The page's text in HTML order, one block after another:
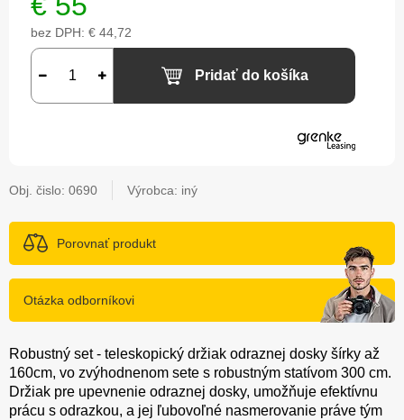
bez DPH: € 44,72
Pridať do košíka
Obj. čislo: 0690 Výrobca: iný
Porovnať produkt
Otázka odborníkovi
Robustný set - teleskopický držiak odraznej dosky šírky až
160cm, vo zvýhodnenom sete s robustným statívom 300 cm.
Držiak pre upevnenie odraznej dosky, umožňuje efektívnu
prácu s odrazkou, a jej ľubovoľné nasmerovanie práve tým